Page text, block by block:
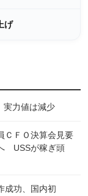
げ
力値は減少
ＣＦＯ決算会見要
USSが稼ぎ頭
成功、国内初